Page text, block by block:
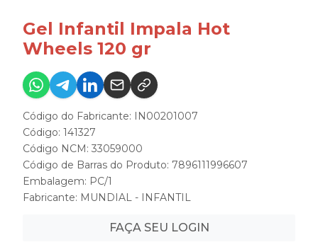
Gel Infantil Impala Hot
Wheels 120 gr
Código do Fabricante: IN00201007
Código: 141327
Código NCM: 33059000
Código de Barras do Produto: 7896111996607
Embalagem: PC/1
Fabricante: MUNDIAL - INFANTIL
FAÇA SEU LOGIN